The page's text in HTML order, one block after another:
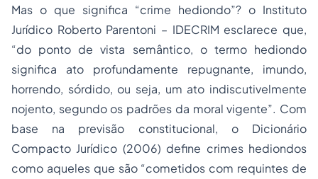
Mas o que significa “crime hediondo”? o Instituto
Jurídico Roberto Parentoni – IDECRIM esclarece que,
“do ponto de vista semântico, o termo hediondo
significa ato profundamente repugnante, imundo,
horrendo, sórdido, ou seja, um ato indiscutivelmente
nojento, segundo os padrões da moral vigente”. Com
base na previsão constitucional, o Dicionário
Compacto Jurídico (2006) define crimes hediondos
como aqueles que são “cometidos com requintes de